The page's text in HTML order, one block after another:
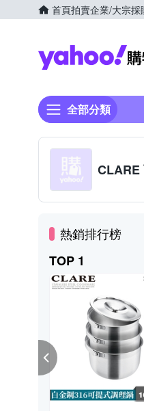
首頁拍賣企業/大宗採
全部分類
CLARE
熱銷排行榜
TOP 1